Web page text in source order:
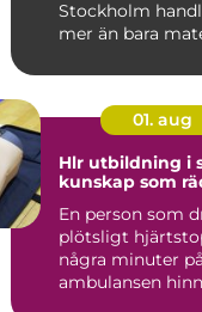
Stockholm
mer än bara
01. aug
Hlr utbildning i
kunskap som
En person som
plötsligt
några minuter
ambulansen